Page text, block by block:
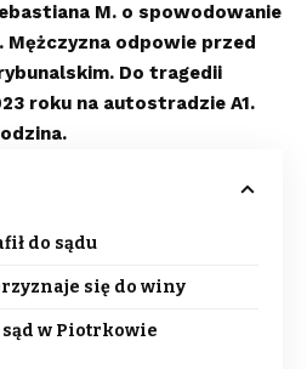
M. o spowodowanie
odpowie przed
Do tragedii
roku na autostradzie A1.
do sądu
się do winy
w Piotrkowie